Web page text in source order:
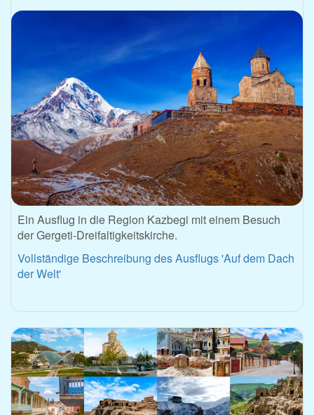
Ein Ausflug in die Region Kazbegi mit einem Besuch
der Gergeti-Dreifaltigkeitskirche.
Vollständige Beschreibung des Ausflugs 'Auf dem Dach
der Welt'